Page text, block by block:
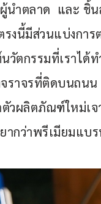
นำตลาด  และ ชิ้
รงนี้มีส่วนแบ่งกา
วัตกรรมที่เราได้
ราจรที่ติดบนถนน
วผลิตภัณฑ์ใหม่เ
ากว่าพรีเมียมแบ